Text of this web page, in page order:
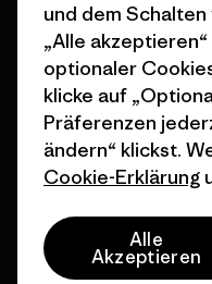
© 2026 Patagonia,
und dem
„Alle
optionaler
klicke auf
Präferenzen
ändern“ klickst.
Cookie-Erklärung
Alle
Akzeptieren